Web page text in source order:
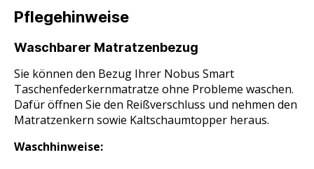
Pflegehinweise
Waschbarer Matratzenbezug
Sie können den Bezug Ihrer Nobus Smart
Taschenfederkernmatratze ohne Probleme waschen.
Dafür öffnen Sie den Reißverschluss und nehmen den
Matratzenkern sowie Kaltschaumtopper heraus.
Waschhinweise: